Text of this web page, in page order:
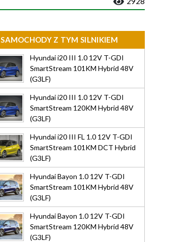
SAMOCHODY Z TYM SILNIKIEM
Hyundai i20 III 1.0 12V T-GDI
SmartStream 101KM Hybrid 48V
(G3LF)
Hyundai i20 III 1.0 12V T-GDI
SmartStream 120KM Hybrid 48V
(G3LF)
Hyundai i20 III FL 1.0 12V T-GDI
SmartStream 101KM DCT Hybrid
(G3LF)
Hyundai Bayon 1.0 12V T-GDI
SmartStream 101KM Hybrid 48V
(G3LF)
Hyundai Bayon 1.0 12V T-GDI
SmartStream 120KM Hybrid 48V
(G3LF)